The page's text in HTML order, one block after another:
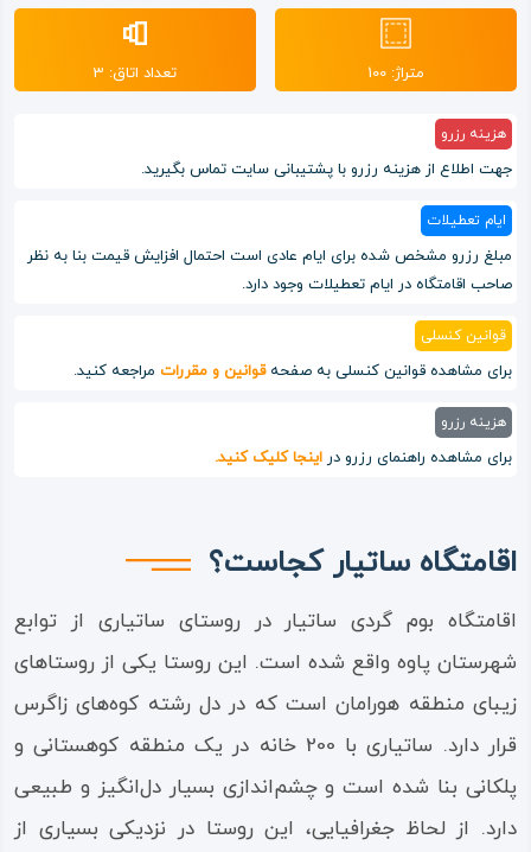
متراژ: 100 تعداد اتاق: 3
هزینه رزرو
جهت اطلاع از هزینه رزرو با پشتیبانی سایت تماس بگیرید.
ایام تعطیلات
مبلغ رزرو مشخص شده برای ایام عادی است احتمال افزایش قیمت بنا به نظر
صاحب اقامتگاه در ایام تعطیلات وجود دارد.
قوانین کنسلی
برای مشاهده قوانین کنسلی به صفحهقوانین و مقررات مراجعه کنید.
هزینه رزرو
برای مشاهده راهنمای رزرو در اینجا کلیک کنید.
اقامتگاه ساتیار کجاست؟
اقامتگاه بوم گردی ساتیار در روستای ساتیاری از توابع
شهرستان پاوه واقع شده است. این روستا یکی از روستاهای
زیبای منطقه هورامان است که در دل رشته کوه‌های زاگرس
قرار دارد. ساتیاری با 200 خانه در یک منطقه کوهستانی و
پلکانی بنا شده است و چشم‌اندازی بسیار دل‌انگیز و طبیعی
دارد. از لحاظ جغرافیایی، این روستا در نزدیکی بسیاری از